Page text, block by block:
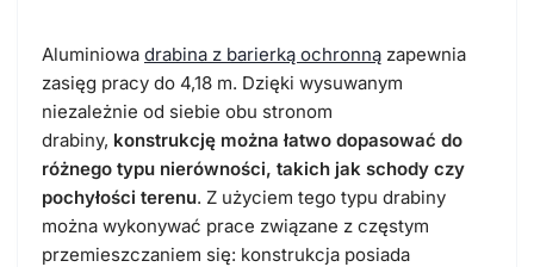
Aluminiowa drabina z barierką ochronną zapewnia
zasięg pracy do 4,18 m. Dzięki wysuwanym
niezależnie od siebie obu stronom
drabiny, konstrukcję można łatwo dopasować do
różnego typu nierówności, takich jak schody czy
pochyłości terenu. Z użyciem tego typu drabiny
można wykonywać prace związane z częstym
przemieszczaniem się: konstrukcja posiada